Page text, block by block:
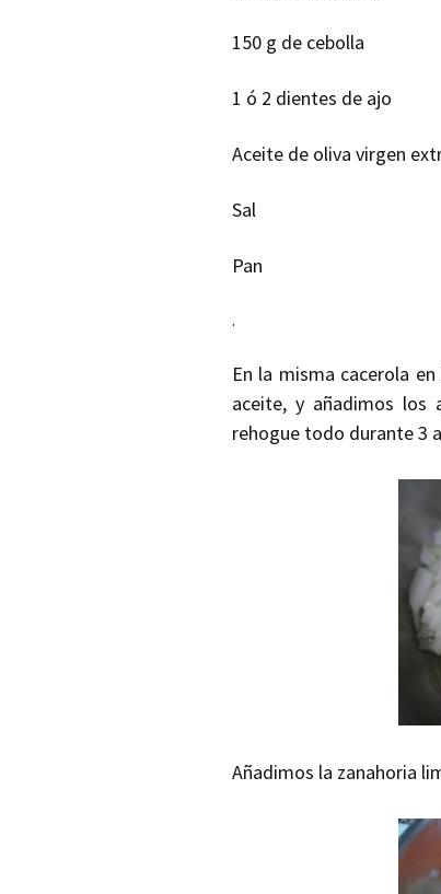
150 g de cebolla
1 ó 2 dientes de ajo
Aceite de oliva virgen
Sal
Pan
.
En la misma cacerola
aceite, y añadimos los
rehogue todo durante 3
Añadimos la zanahoria